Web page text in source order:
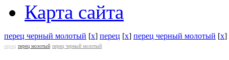
Карта сайта
перец черный молотый [x] перец [x] перец черный молотый [x]
перец перец молотый перец черный молотый